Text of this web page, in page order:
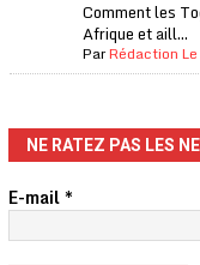
Comment les
Afrique et aill...
ParRédaction
NE RATEZ PAS LES
E-mail*